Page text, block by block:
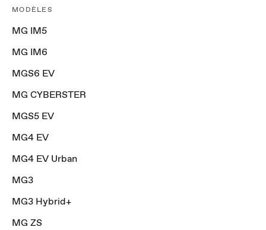
MODÈLES
MG IM5
MG IM6
MGS6 EV
MG CYBERSTER
MGS5 EV
MG4 EV
MG4 EV Urban
MG3
MG3 Hybrid+
MG ZS